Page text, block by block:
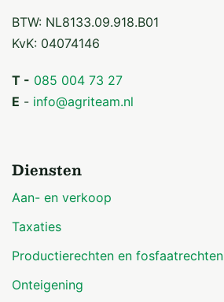
BTW: NL8133.09.918.B01
KvK: 04074146
T - 085 004 73 27
E - info@agriteam.nl
Diensten
Aan- en verkoop
Taxaties
Productierechten en fosfaatrechten
Onteigening